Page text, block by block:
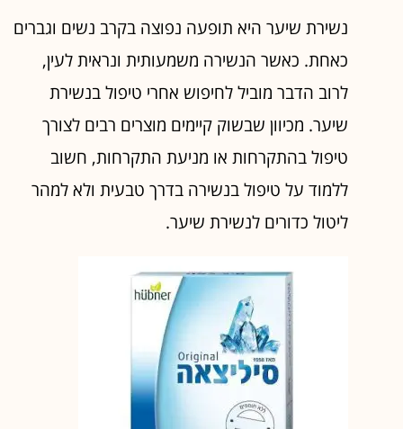
נשירת שיער היא תופעה נפוצה בקרב נשים וגברים
כאחת. כאשר הנשירה משמעותית ונראית לעין,
לרוב הדבר מוביל לחיפוש אחרי טיפול בנשירת
שיער. מכיוון שבשוק קיימים מוצרים רבים לצורך
טיפול בהתקרחות או מניעת התקרחות, חשוב
ללמוד על טיפול בנשירה בדרך טבעית ולא למהר
ליטול כדורים לנשירת שיער.